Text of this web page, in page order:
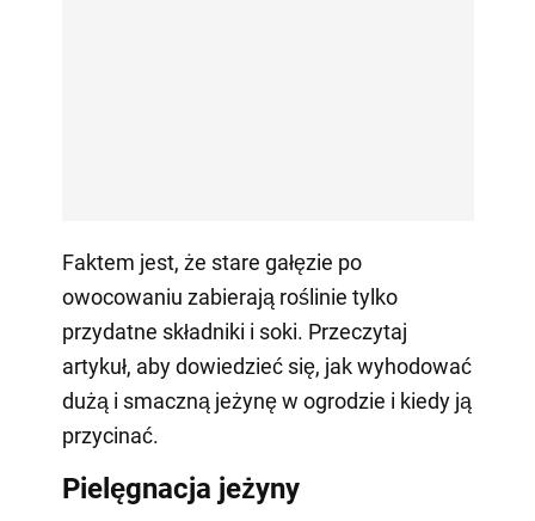
Faktem jest, że stare gałęzie po
owocowaniu zabierają roślinie tylko
przydatne składniki i soki. Przeczytaj
artykuł, aby dowiedzieć się, jak wyhodować
dużą i smaczną jeżynę w ogrodzie i kiedy ją
przycinać.
Pielęgnacja jeżyny